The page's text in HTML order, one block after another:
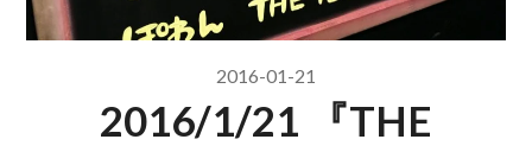
2016-01-21
2016/1/21 『THE